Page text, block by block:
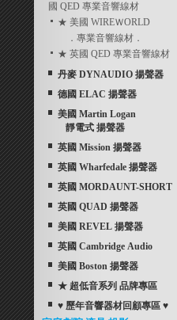
國 QED 專業音響線材
★ 美國 WIREＷORLD
．專業音響線材．
★ 英國 QED 專業音響線材
丹麥 DYNAUDIO 揚聲器
德國 ELAC 揚聲器
美國 Martin Logan
靜電式 揚聲器
英國 Mission 揚聲器
英國 Wharfedale 揚聲器
英國 MORDAUNT-SHORT
英國 QUAD 揚聲器
美國 REVEL 揚聲器
英國 Cambridge Audio
美國 Boston 揚聲器
★ 超低音系列 品牌專區
♥ 歷年音響器材回顧專區 ♥